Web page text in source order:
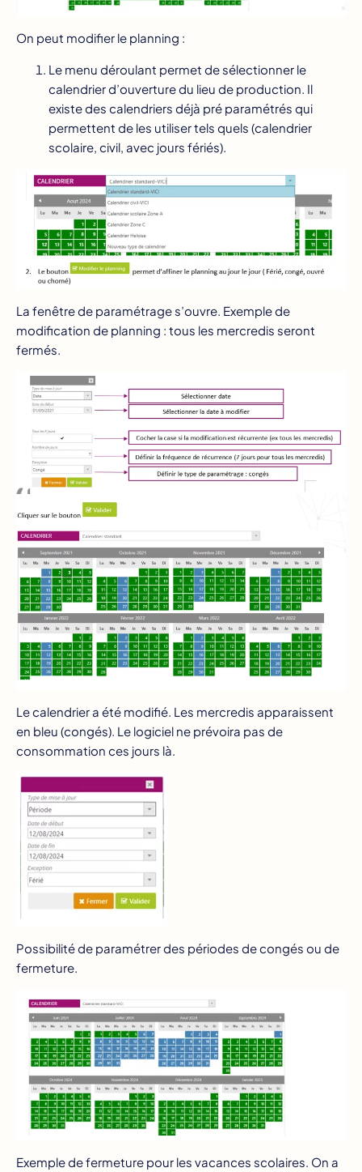
On peut modifier le planning :
Le menu déroulant permet de sélectionner le
calendrier d’ouverture du lieu de production. Il
existe des calendriers déjà pré paramétrés qui
permettent de les utiliser tels quels (calendrier
scolaire, civil, avec jours fériés).
La fenêtre de paramétrage s’ouvre. Exemple de
modification de planning : tous les mercredis seront
fermés.
Le calendrier a été modifié. Les mercredis apparaissent
en bleu (congés). Le logiciel ne prévoira pas de
consommation ces jours là.
Possibilité de paramétrer des périodes de congés ou de
fermeture.
Exemple de fermeture pour les vacances scolaires. On a